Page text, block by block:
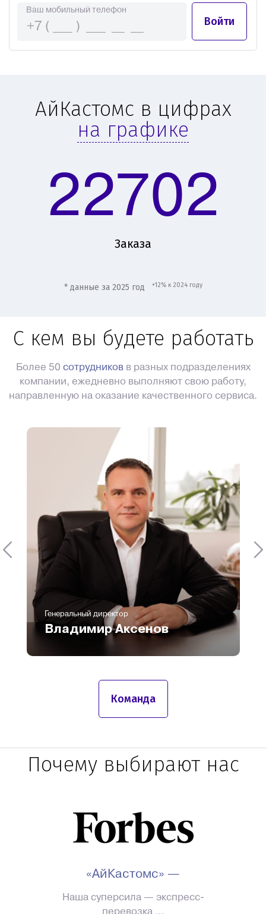
Ваш мобильный телефон
Войти
АйКастомс в цифрах
на графике
22702
Заказа
* данные за 2025 год +12% к 2024 году
С кем вы будете работать
Более 50 сотрудниковв разных подразделениях
компании, ежедневно выполняют свою работу,
направленную на оказание качественного сервиса.
Генеральный директор
Владимир Аксенов
Телефон
8 800 551 51 47
Email
Команда
Почему выбирают нас
«АйКастомс» —
Наша суперсила — экспресс-
перевозка ...